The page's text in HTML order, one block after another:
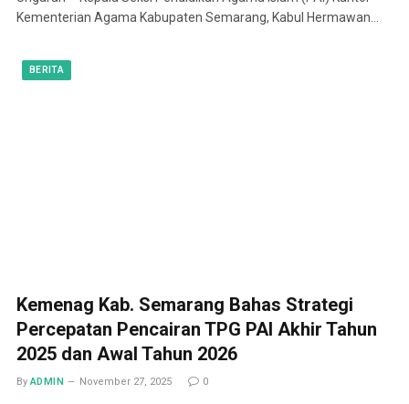
Kementerian Agama Kabupaten Semarang, Kabul Hermawan…
BERITA
Kemenag Kab. Semarang Bahas Strategi
Percepatan Pencairan TPG PAI Akhir Tahun
2025 dan Awal Tahun 2026
By ADMIN November 27, 2025 0